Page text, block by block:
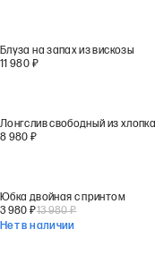
Блуза на запах из вискозы
11 980 ₽
Лонгслив свободный из хлопка
8 980 ₽
Юбка двойная с принтом
3 980 ₽13 980₽
Нет в наличии